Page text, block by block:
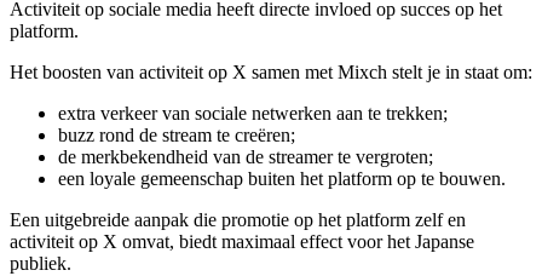
Activiteit op sociale media heeft directe invloed op succes op het
platform.
Het boosten van activiteit op X samen met Mixch stelt je in staat om:
extra verkeer van sociale netwerken aan te trekken;
buzz rond de stream te creëren;
de merkbekendheid van de streamer te vergroten;
een loyale gemeenschap buiten het platform op te bouwen.
Een uitgebreide aanpak die promotie op het platform zelf en
activiteit op X omvat, biedt maximaal effect voor het Japanse
publiek.